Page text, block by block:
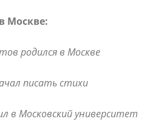
Москве:
родился в Москве
писать стихи
в Московский университет